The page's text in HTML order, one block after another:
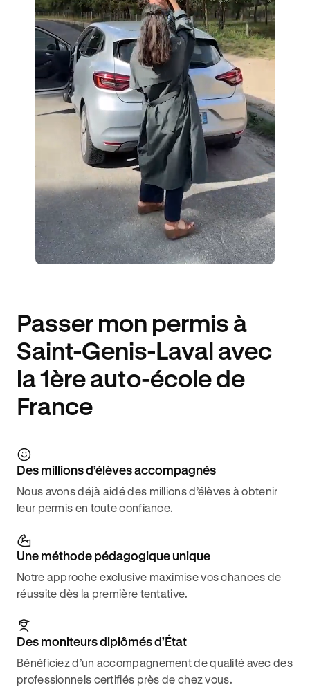
Passer mon permis à
Saint-Genis-Laval avec
la 1ère auto-école de
France
Des millions d’élèves accompagnés
Nous avons déjà aidé des millions d’élèves à obtenir
leur permis en toute confiance.
Une méthode pédagogique unique
Notre approche exclusive maximise vos chances de
réussite dès la première tentative.
Des moniteurs diplômés d’État
Bénéficiez d’un accompagnement de qualité avec des
professionnels certifiés près de chez vous.